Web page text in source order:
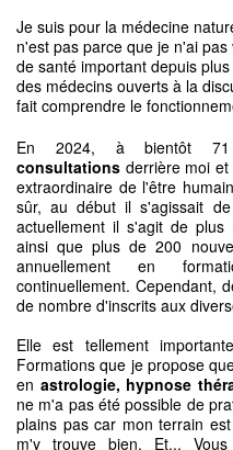
Je suis pour la médecine
n'est pas parce que je n'ai
de santé important depuis
des médecins ouverts à la
fait comprendre le
En 2024, à bientôt
consultations derrière moi
extraordinaire de l'être
sûr, au début il s'agissait
actuellement il s'agit de
ainsi que plus de 200
annuellement en
continuellement. Cependant,
de nombre d'inscrits aux
Elle est tellement
Formations que je propose
en astrologie, hypnose
ne m'a pas été possible de
plains pas car mon terrain
m'y trouve bien. Et...